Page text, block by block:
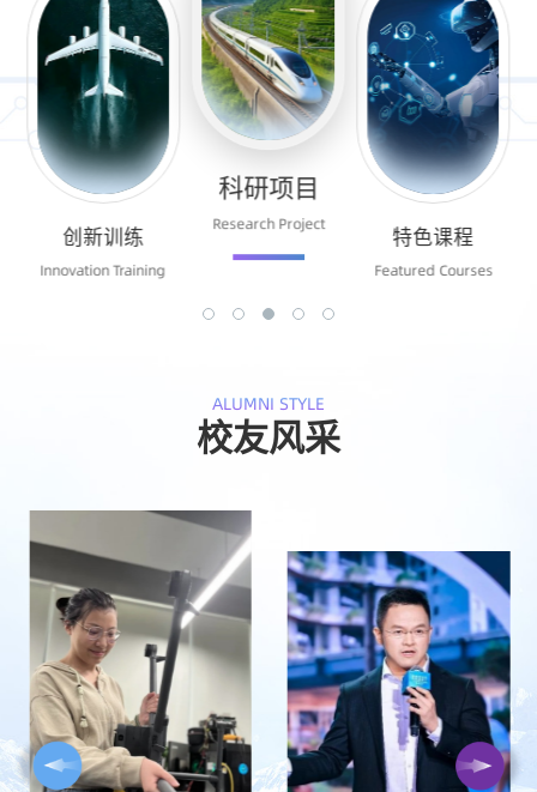
科研项目
Research Project
Featured Courses
培养方案
Training Program
校友风采